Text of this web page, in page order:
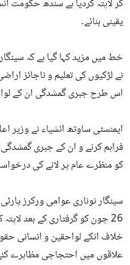
کر لاپتہ کردیا ہے سندھ حکومت
یقینی بنائے۔
خط میں مزید کہا گیا ہے کہ
نے لڑکیوں کی تعلیم و ناجائز
اس طرح جبری گمشدگی ان کے
ایمنسٹی ساوتھ ائشیاء نے وزیر
فراہم کرنے و ان کے جبری
کو منظرے عام پر لانے کی
سینگار نوناری عوامی ورکرز
26 جون کو گرفتاری کے بعد
خلاف انکے لواحقین و انسانی
علاقوں میں احتجاجی مظاہرے